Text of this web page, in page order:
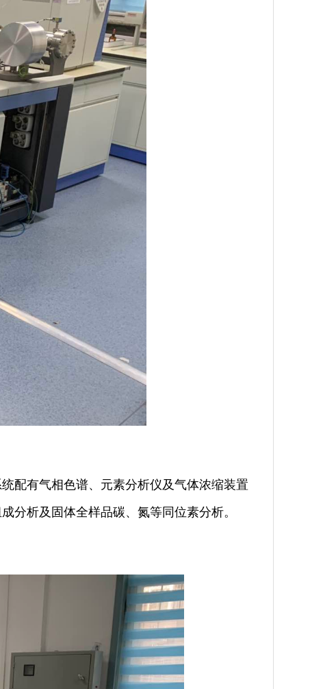
配有气相色谱、元素分析仪及气体浓缩装置
分析及固体全样品碳、氮等同位素分析。